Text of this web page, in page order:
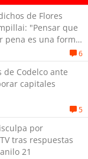
de Flores
"Pensar que
pena es una forma
6
Codelco ante
capitales
5
por
tras respuestas
21